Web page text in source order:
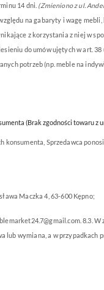
14 dni. (Zmieniono z ul.
na gabaryty i wagę
z korzystania z niej w
do umów ujętych w art.
potrzeb (np. meble na
(Brak zgodności towaru z
konsumenta, Sprzedawca
Maczka 4, 63-600 Kępno;
8.3.
lub wymiana, a w